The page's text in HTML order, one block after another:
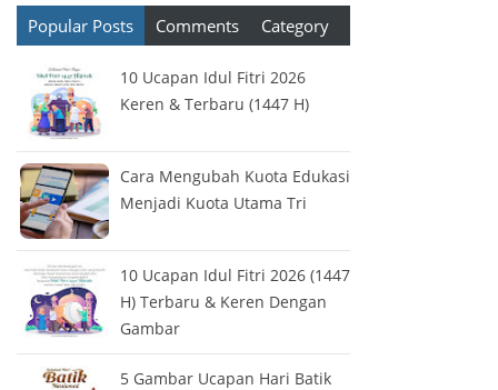
Popular Posts Comments Category
10 Ucapan Idul Fitri 2026
Keren & Terbaru (1447 H)
Cara Mengubah Kuota Edukasi
Menjadi Kuota Utama Tri
10 Ucapan Idul Fitri 2026 (1447
H) Terbaru & Keren Dengan
Gambar
5 Gambar Ucapan Hari Batik